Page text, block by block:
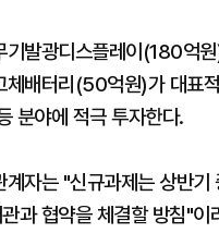
기발광디스플레이(180억
체배터리(50억원)가 대표
분야에 적극 투자한다.
계자는 "신규과제는 상반
과 협약을 체결할 방침"이